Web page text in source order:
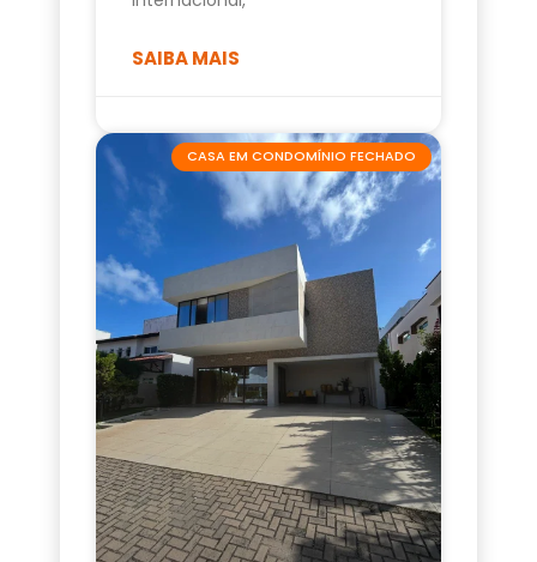
SAIBA MAIS
CASA EM CONDOMÍNIO FECHADO